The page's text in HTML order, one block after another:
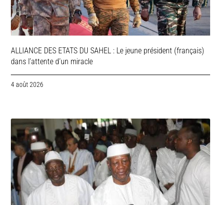
ALLIANCE DES ETATS DU SAHEL : Le jeune président (français)
dans l’attente d’un miracle
4 août 2026